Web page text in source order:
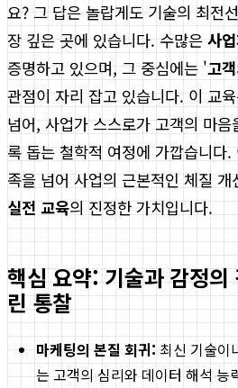
요? 그 답은 놀랍게도 기술의 최전
장 깊은 곳에 있습니다. 수많은 사
증명하고 있으며, 그 중심에는 '고
관점이 자리 잡고 있습니다. 이 교
넘어, 사업가 스스로가 고객의 마
록 돕는 철학적 여정에 가깝습니다
족을 넘어 사업의 근본적인 체질 개
실전 교육의 진정한 가치입니다.
핵심 요약: 기술과 감정의
린 통찰
마케팅의 본질 회귀: 최신 기술이
는 고객의 심리와 데이터 해석 능